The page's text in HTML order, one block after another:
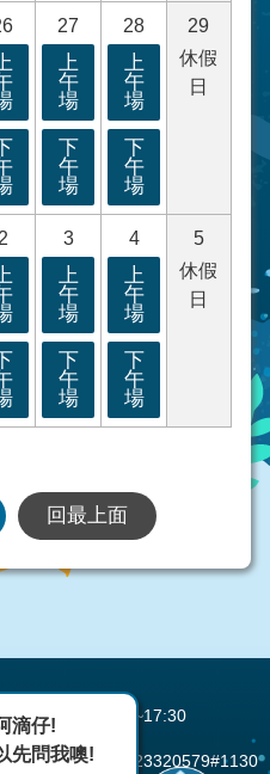
27
上
午
場
下
午
場
28
上
午
場
下
午
場
29
休假
日
2 3
上
午
場
下
午
場
4
上
午
場
下
午
場
5
休假
日
回最上面
PM13:30~17:30
號 電話：(04)23320579#1130
滴仔!
先問我噢!